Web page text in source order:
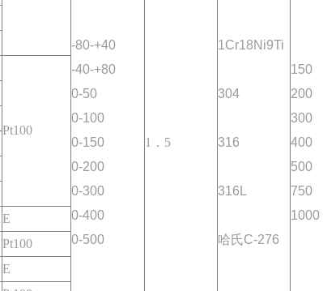
-80-+40
-40-+80
0-50
0-100
0-150
0-200
0-300
0-400
0-500
1．5
1Cr18Ni9Ti
304
316
316L
哈氏C-276
150
200
300
400
500
750
1000
Pt100
E
Pt100
E